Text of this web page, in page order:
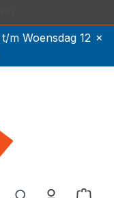
m Woensdag 12 ×